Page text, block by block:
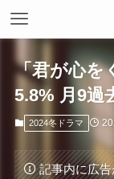
「君が心を
5.8% 月9過
2024冬ドラマ
記事内に広